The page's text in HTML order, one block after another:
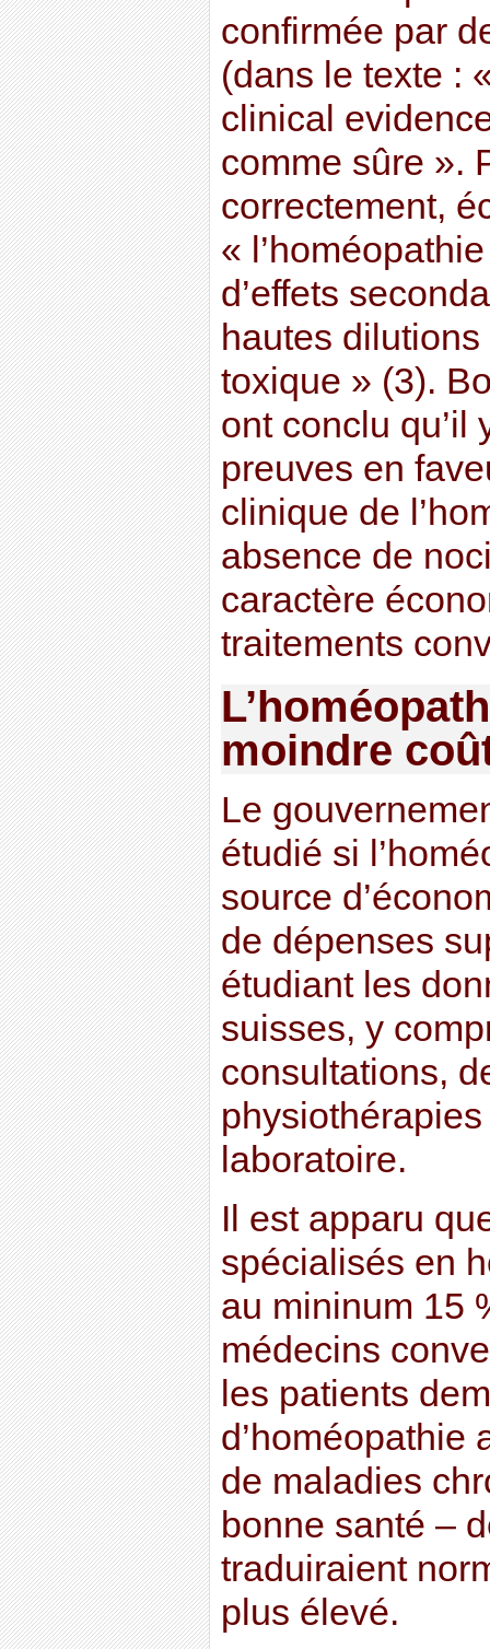
confirmée par
(dans le texte :
clinical
comme sûre ».
correctement,
«
d’effets
hautes dilutions
toxique » (3).
ont conclu qu’il
preuves en
clinique de
absence de
caractère
traitements
moindre
Le
étudié si
source
de dépenses
étudiant les
suisses, y
consultations,
laboratoire.
Il est apparu
spécialisés en
au mininum 15
médecins
les patients
d’homéopathie
de maladies
bonne santé –
traduiraient
plus élevé.